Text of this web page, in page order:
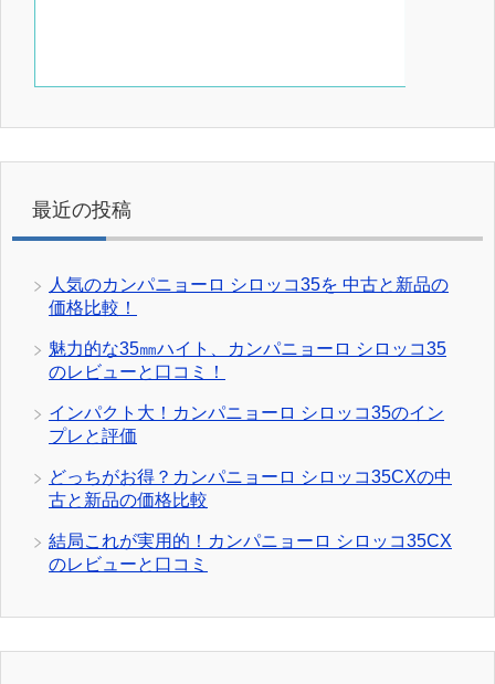
最近の投稿
人気のカンパニョーロ シロッコ35を 中古と新品の
価格比較！
魅力的な35㎜ハイト、カンパニョーロ シロッコ35
のレビューと口コミ！
インパクト大！カンパニョーロ シロッコ35のイン
プレと評価
どっちがお得？カンパニョーロ シロッコ35CXの中
古と新品の価格比較
結局これが実用的！カンパニョーロ シロッコ35CX
のレビューと口コミ